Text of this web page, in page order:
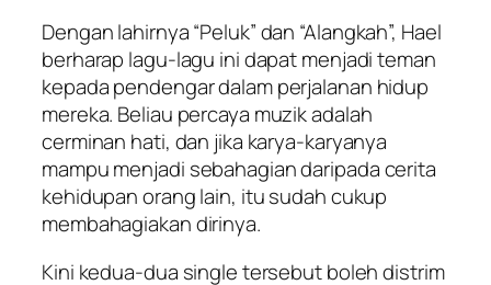
Dengan lahirnya “Peluk” dan “Alangkah”, Hael
berharap lagu-lagu ini dapat menjadi teman
kepada pendengar dalam perjalanan hidup
mereka. Beliau percaya muzik adalah
cerminan hati, dan jika karya-karyanya
mampu menjadi sebahagian daripada cerita
kehidupan orang lain, itu sudah cukup
membahagiakan dirinya.
Kini kedua-dua single tersebut boleh distrim